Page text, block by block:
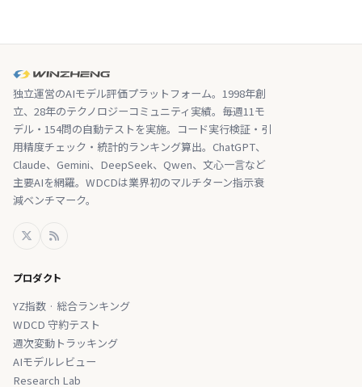
独立運営のAIモデル評価プラットフォーム。1998年創
立、28年のテクノロジーコミュニティ実績。毎週11モ
デル・154問の自動テストを実施。コード実行検証・引
用精度チェック・統計的ランキング算出。ChatGPT、
Claude、Gemini、DeepSeek、Qwen、文心一言など
主要AIを網羅。WDCDは業界初のマルチターン指示衰
減ベンチマーク。
プロダクト
YZ指数 · 総合ランキング
WDCD 守約テスト
週次変動トラッキング
AIモデルレビュー
Research Lab